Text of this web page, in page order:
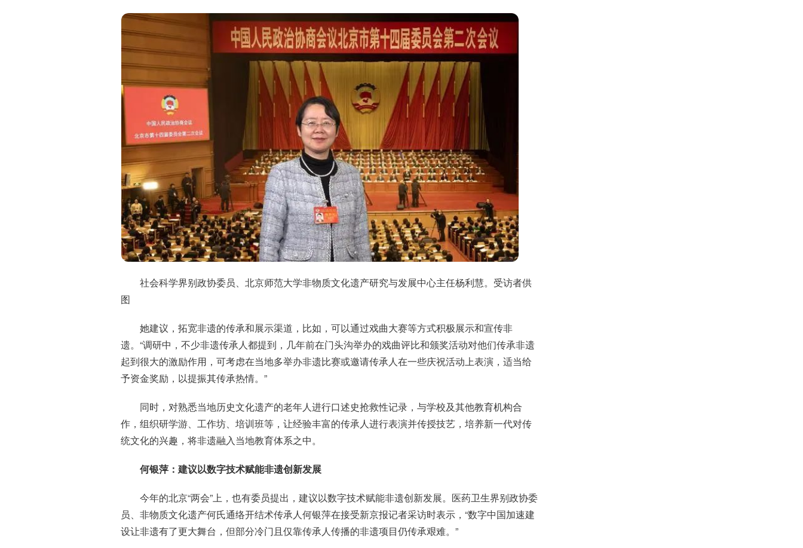
社会科学界别政协委员、北京师范大学非物质文化遗产研究与发展中心主任杨利慧。受访者供
图
她建议，拓宽非遗的传承和展示渠道，比如，可以通过戏曲大赛等方式积极展示和宣传非
遗。“调研中，不少非遗传承人都提到，几年前在门头沟举办的戏曲评比和颁奖活动对他们传承非遗
起到很大的激励作用，可考虑在当地多举办非遗比赛或邀请传承人在一些庆祝活动上表演，适当给
予资金奖励，以提振其传承热情。”
同时，对熟悉当地历史文化遗产的老年人进行口述史抢救性记录，与学校及其他教育机构合
作，组织研学游、工作坊、培训班等，让经验丰富的传承人进行表演并传授技艺，培养新一代对传
统文化的兴趣，将非遗融入当地教育体系之中。
何银萍：建议以数字技术赋能非遗创新发展
今年的北京“两会”上，也有委员提出，建议以数字技术赋能非遗创新发展。医药卫生界别政协委
员、非物质文化遗产何氏通络开结术传承人何银萍在接受新京报记者采访时表示，“数字中国加速建
设让非遗有了更大舞台，但部分冷门且仅靠传承人传播的非遗项目仍传承艰难。”